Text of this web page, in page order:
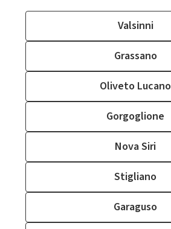
Valsinni
Grassano
Oliveto Lucano
Gorgoglione
Nova Siri
Stigliano
Garaguso